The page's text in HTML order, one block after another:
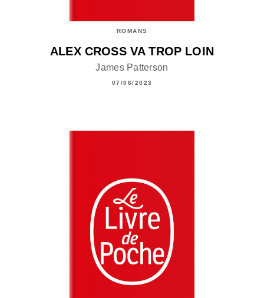
ROMANS
ALEX CROSS VA TROP LOIN
James Patterson
07/06/2023